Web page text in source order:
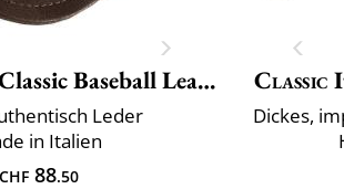
Baseball Leather
Leder
in Italien
CHF88.50
Classic
Dickes,